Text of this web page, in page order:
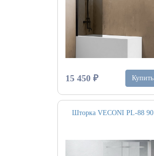
15 450 ₽ Купить
Шторка VECONI PL-88 90